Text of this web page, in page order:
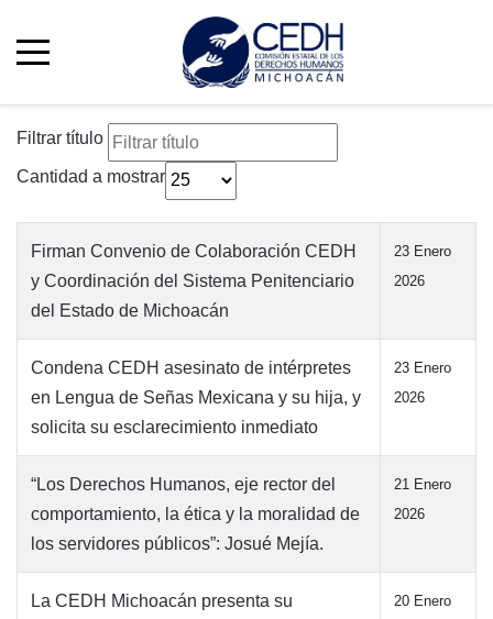
Filtrar título
Cantidad a mostrar
Firman Convenio de Colaboración CEDH
y Coordinación del Sistema Penitenciario
del Estado de Michoacán
23 Enero
2026
Condena CEDH asesinato de intérpretes
en Lengua de Señas Mexicana y su hija, y
solicita su esclarecimiento inmediato
23 Enero
2026
“Los Derechos Humanos, eje rector del
comportamiento, la ética y la moralidad de
los servidores públicos”: Josué Mejía.
21 Enero
2026
La CEDH Michoacán presenta su
20 Enero